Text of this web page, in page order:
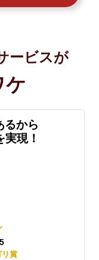
ービスが
ケ
るから
現！
賞